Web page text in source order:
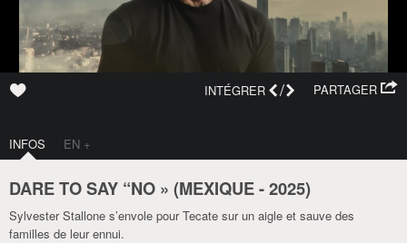
PARTAGER
INTÉGRER /
INFOS EN +
DARE TO SAY “NO » (MEXIQUE-2025)
Sylvester Stallone s’envole pour Tecate sur un aigle et sauve des
familles de leur ennui.